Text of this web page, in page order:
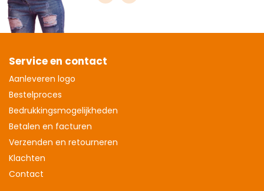
Service en contact
Aanleveren logo
Bestelproces
Bedrukkingsmogelijkheden
Betalen en facturen
Verzenden en retourneren
Klachten
Contact